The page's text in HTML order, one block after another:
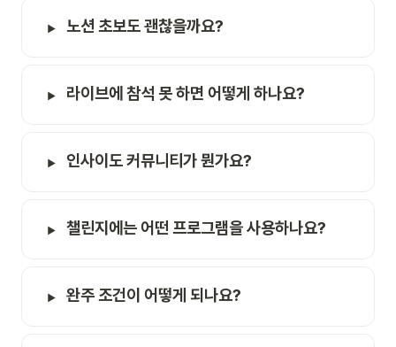
노션 초보도 괜찮을까요?
라이브에 참석 못 하면 어떻게 하나요?
인사이도 커뮤니티가 뭔가요?
챌린지에는 어떤 프로그램을 사용하나요?
완주 조건이 어떻게 되나요?